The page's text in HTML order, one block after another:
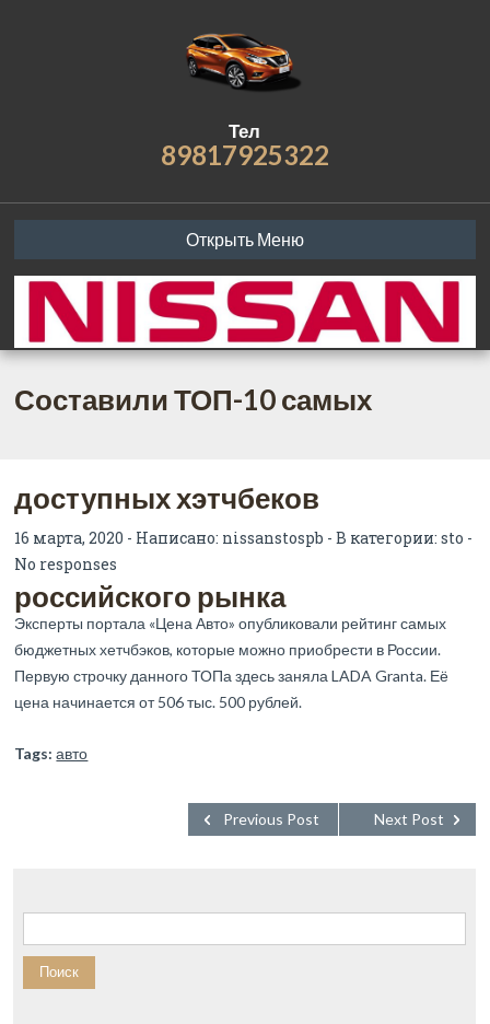
Тел
89817925322
Открыть Меню
Составили ТОП-10 самых
доступных хэтчбеков
российского рынка
16 марта, 2020 - Написано: nissanstospb - В категории:sto -
No responses
Эксперты портала «Цена Авто» опубликовали рейтинг самых
бюджетных хетчбэков, которые можно приобрести в России.
Первую строчку данного ТОПа здесь заняла LADA Granta. Её
цена начинается от 506 тыс. 500 рублей.
Tags: авто
Next Post
Previous Post
Найти: